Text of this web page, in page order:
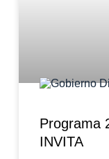
Programa
INVITA